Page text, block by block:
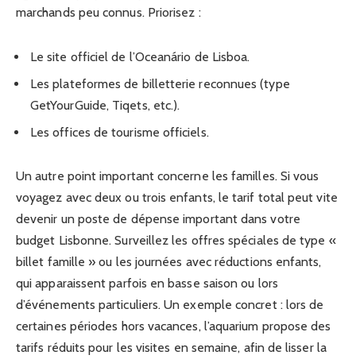
marchands peu connus. Priorisez :
Le site officiel de l’Oceanário de Lisboa.
Les plateformes de billetterie reconnues (type
GetYourGuide, Tiqets, etc.).
Les offices de tourisme officiels.
Un autre point important concerne les familles. Si vous
voyagez avec deux ou trois enfants, le tarif total peut vite
devenir un poste de dépense important dans votre
budget Lisbonne. Surveillez les offres spéciales de type «
billet famille » ou les journées avec réductions enfants,
qui apparaissent parfois en basse saison ou lors
d’événements particuliers. Un exemple concret : lors de
certaines périodes hors vacances, l’aquarium propose des
tarifs réduits pour les visites en semaine, afin de lisser la